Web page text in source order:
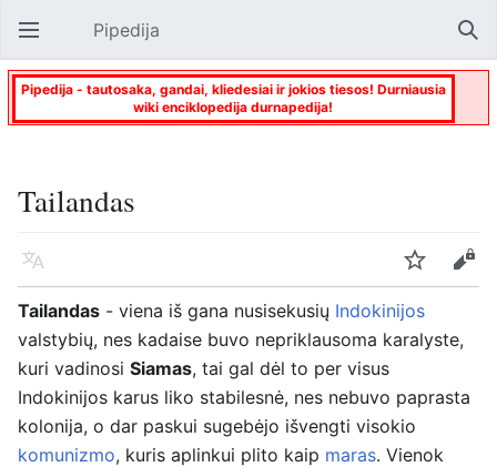
Atverti pagrindinį meniu Pipedija
Pipedija - tautosaka, gandai, kliedesiai ir jokios tiesos! Durniausia
wiki enciklopedija durnapedija!
Tailandas
Kalba Stebėti
Keisti
Tailandas - viena iš gana nusisekusių Indokinijos
valstybių, nes kadaise buvo nepriklausoma karalyste,
kuri vadinosi Siamas, tai gal dėl to per visus
Indokinijos karus liko stabilesnė, nes nebuvo paprasta
kolonija, o dar paskui sugebėjo išvengti visokio
komunizmo, kuris aplinkui plito kaip maras. Vienok